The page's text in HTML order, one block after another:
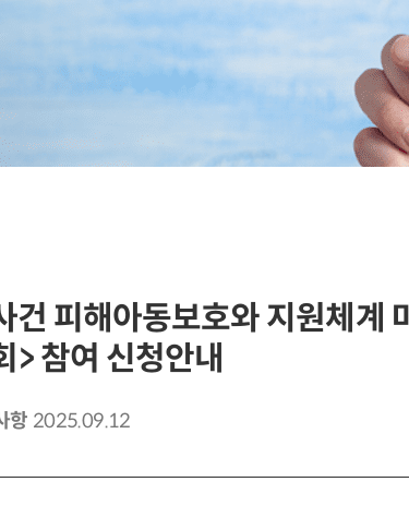
건 피해아동보호와 지원체계
> 참여 신청안내
항 2025.09.12